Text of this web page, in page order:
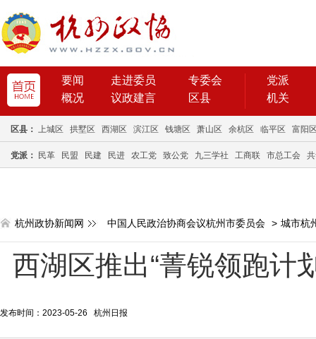
要闻 走进委员
专委会
概况
议政建言 区县
党派
机关
区县： 上城区 拱墅区 西湖区 滨江区 钱塘区 萧山区 余杭区 临平区 富阳
党派： 民革 民盟 民建 民进 农工党 致公党 九三学社 工商联 市总工会
杭州政协新闻网 中国人民政治协商会议杭州市委员会 > 城市杭
西湖区推出“菁锐领跑计
发布时间：2023-05-26 杭州日报